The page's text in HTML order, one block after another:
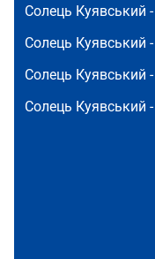
Солець Куявський -
Солець Куявський -
Солець Куявський -
Солець Куявський -